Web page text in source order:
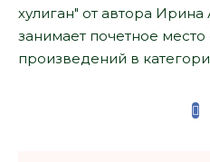
хулиган" от автора
занимает почетное
произведений в